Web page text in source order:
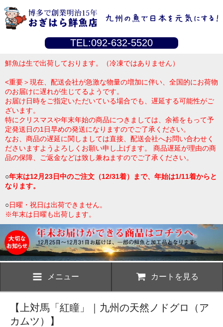
TEL:092-632-5520
鮮魚は生で出荷しております。（冷凍ではありません）
<重要＞現在、配送会社が急激な物量の増加に伴い、全国的にお荷物
のお届けに遅れが生じてるようです。
お届け日時をご指定いただいている場合でも、遅延する可能性がご
ざいます。
特にクリスマスや年末年始の商品につきましては、余裕をもって予
定発送日の1日早めの発送になりますのでご了承ください。
なお、商品の遅延に関しましては直接、配送会社へお問い合わせく
ださいますようよろしくお願い申し上げます。 商品遅延が理由の商
品の保障、ご返金などは致し兼ねますのでご了承ください。
○年末は12月23日中のご注文（12/31着）まで、年始は1/11着からと
なります。
○日曜・祝日は出荷できません。
※年末は日曜も出荷します。
メニュー カートを見る
【上対馬「紅瞳」｜九州の天然ノドグロ（ア
カムツ）】